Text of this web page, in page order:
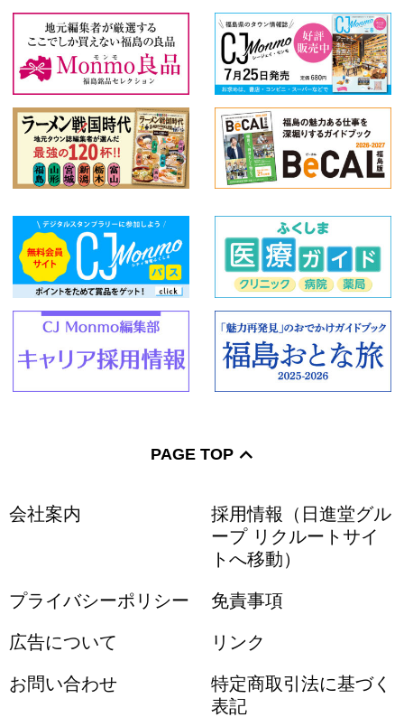
PAGE TOP
会社案内
採用情報（日進堂グル
ープ リクルートサイ
トへ移動）
プライバシーポリシー 免責事項
広告について リンク
お問い合わせ
特定商取引法に基づく
表記